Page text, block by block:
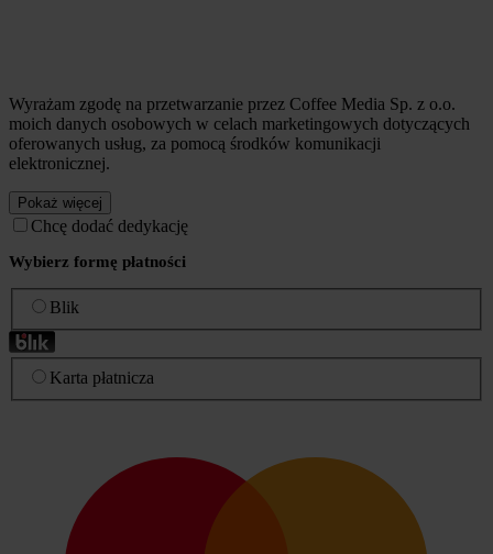
Wyrażam zgodę na przetwarzanie przez Coffee Media Sp. z o.o.
moich danych osobowych w celach marketingowych dotyczących
oferowanych usług, za pomocą środków komunikacji
elektronicznej.
Pokaż więcej
Chcę dodać dedykację
Wybierz formę płatności
Blik
Karta płatnicza